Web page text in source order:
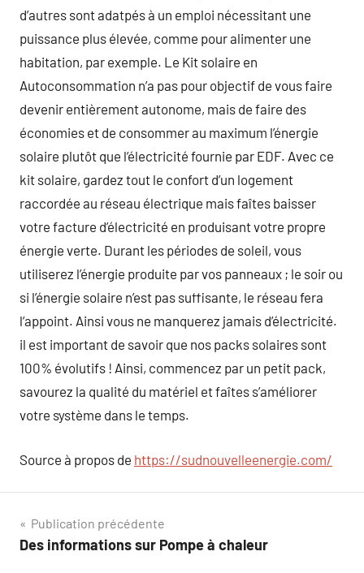
d’autres sont adatpés à un emploi nécessitant une
puissance plus élevée, comme pour alimenter une
habitation, par exemple. Le Kit solaire en
Autoconsommation n’a pas pour objectif de vous faire
devenir entièrement autonome, mais de faire des
économies et de consommer au maximum l’énergie
solaire plutôt que l’électricité fournie par EDF. Avec ce
kit solaire, gardez tout le confort d’un logement
raccordée au réseau électrique mais faîtes baisser
votre facture d’électricité en produisant votre propre
énergie verte. Durant les périodes de soleil, vous
utiliserez l’énergie produite par vos panneaux ; le soir ou
si l’énergie solaire n’est pas suffisante, le réseau fera
l’appoint. Ainsi vous ne manquerez jamais d’électricité.
il est important de savoir que nos packs solaires sont
100% évolutifs ! Ainsi, commencez par un petit pack,
savourez la qualité du matériel et faîtes s’améliorer
votre système dans le temps.
Source à propos de https://sudnouvelleenergie.com/
Navigation
de
Publication précédente
Des informations sur Pompe à chaleur